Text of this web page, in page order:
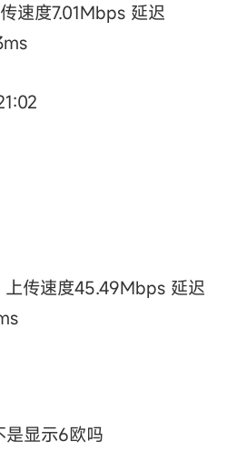
速度7.01Mbps 延迟
传速度45.49Mbps 延迟
是显示6欧吗